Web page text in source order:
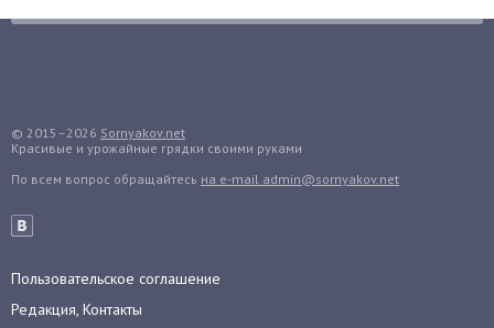
Гуава
Гузмания
Дайкон
Дендробиум
Денежное дерево
© 2015–2026 Sornyakov.net
Красивые и урожайные грядки своими руками
По всем вопрос обращайтесь на e-mail admin@sornyakov.net
Пользовательское соглашение
Редакция, Контакты